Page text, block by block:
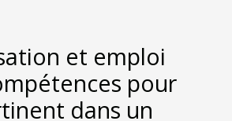
et emploi
pour
dans un